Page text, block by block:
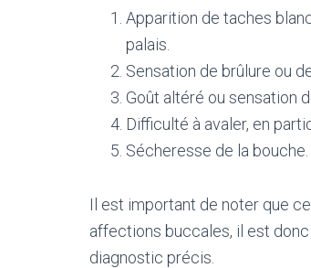
Apparition de taches
palais.
Sensation de brûlure ou
Goût altéré ou sensation
Difficulté à avaler, en
Sécheresse de la bouche.
Il est important de noter que
affections buccales, il est
diagnostic précis.